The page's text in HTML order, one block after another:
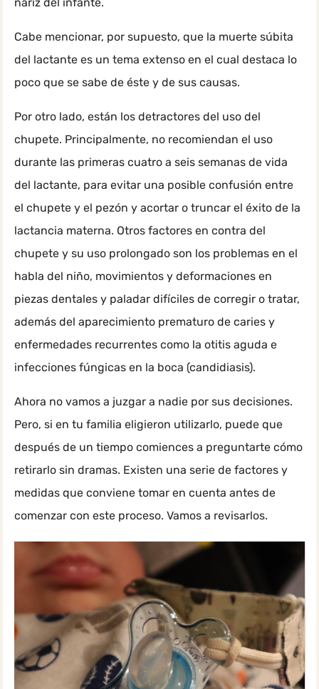
Cabe mencionar, por supuesto, que la muerte súbita
del lactante es un tema extenso en el cual destaca lo
poco que se sabe de éste y de sus causas.
Por otro lado, están los detractores del uso del
chupete. Principalmente, no recomiendan el uso
durante las primeras cuatro a seis semanas de vida
del lactante, para evitar una posible confusión entre
el chupete y el pezón y acortar o truncar el éxito de la
lactancia materna. Otros factores en contra del
chupete y su uso prolongado son los problemas en el
habla del niño, movimientos y deformaciones en
piezas dentales y paladar difíciles de corregir o tratar,
además del aparecimiento prematuro de caries y
enfermedades recurrentes como la otitis aguda e
infecciones fúngicas en la boca (candidiasis).
Ahora no vamos a juzgar a nadie por sus decisiones.
Pero, si en tu familia eligieron utilizarlo, puede que
después de un tiempo comiences a preguntarte cómo
retirarlo sin dramas. Existen una serie de factores y
medidas que conviene tomar en cuenta antes de
comenzar con este proceso. Vamos a revisarlos.